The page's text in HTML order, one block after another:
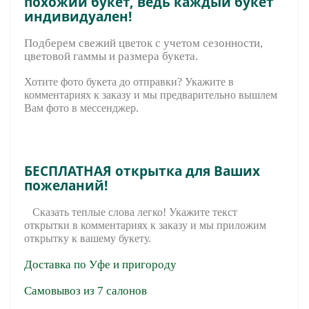
индивидуален!
Подберем свежий цветок с учетом сезонности,
цветовой гаммы и размера букета.
Хотите фото букета до отправки? Укажите в
комментариях к заказу и мы предварительно вышлем
Вам фото в мессенджер.
БЕСПЛАТНАЯ открытка для Ваших
пожеланий!
Сказать теплые слова легко! Укажите текст
открытки в комментариях к заказу и мы приложим
открытку к вашему букету.
Доставка по Уфе и пригороду
Самовывоз из 7 салонов